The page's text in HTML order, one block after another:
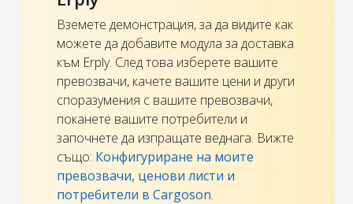
Вземете демонстрация, за да видите как
можете да добавите модула за доставка
към Erply. След това изберете вашите
превозвачи, качете вашите цени и други
споразумения с вашите превозвачи,
поканете вашите потребители и
започнете да изпращате веднага. Вижте
също: Конфигуриране на моите
превозвачи, ценови листи и
потребители в Cargoson.